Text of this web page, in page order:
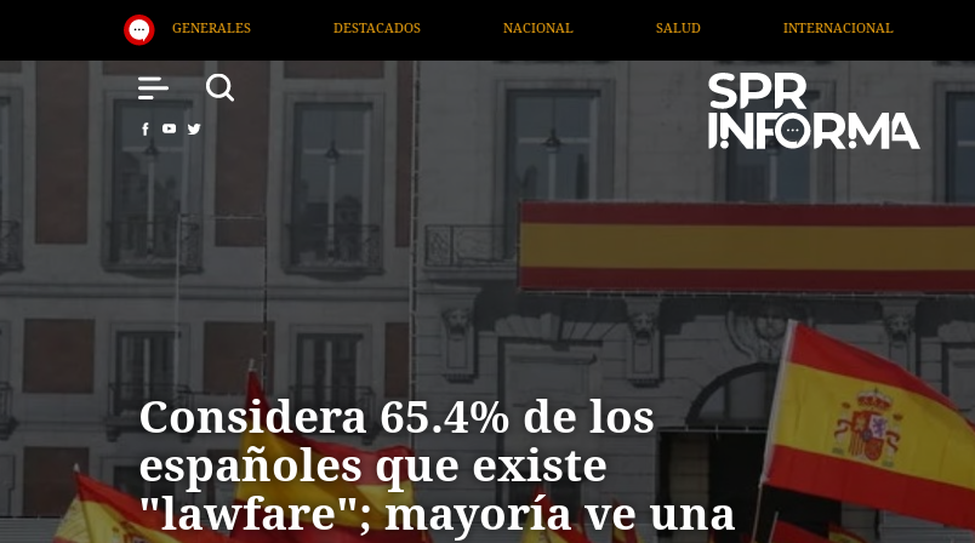
NACIONAL SALUD INTERNACIONAL TV MIGRANTE INFORMA OPINIÓN
Considera 65.4% de los
españoles que existe
"lawfare"; mayoría ve una